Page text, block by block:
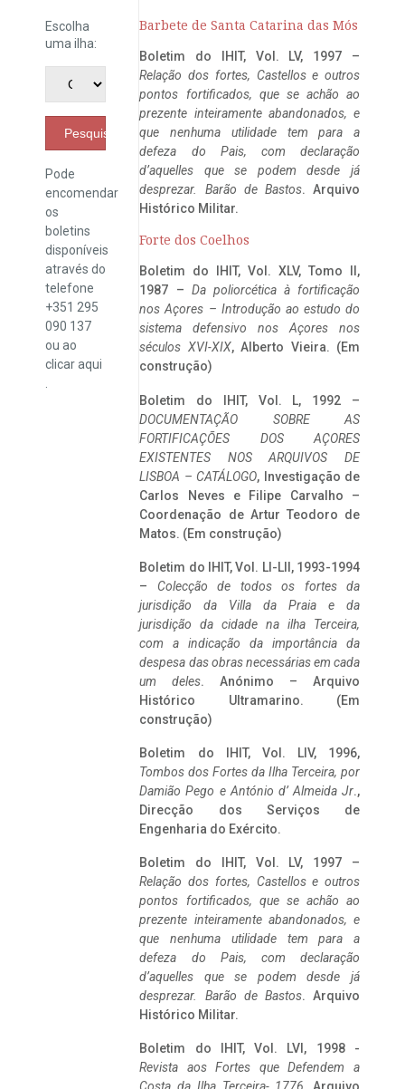
Escolha
uma ilha:
Pesquisar
Pode
encomendar
os
boletins
disponíveis
através do
telefone
+351 295
090 137
ou ao
clicaraqui
Barbete de Santa Catarina das Mós
Boletim do IHIT, Vol. LV, 1997 –
Relação dos fortes, Castellos e outros
pontos fortificados, que se achão ao
prezente inteiramente abandonados, e
que nenhuma utilidade tem para a
defeza do Pais, com declaração
d’aquelles que se podem desde já
desprezar. Barão de Bastos. Arquivo
Histórico Militar.
Forte dos Coelhos
Boletim do IHIT, Vol. XLV, Tomo II,
1987 – Da poliorcética à fortificação
nos Açores – Introdução ao estudo do
sistema defensivo nos Açores nos
séculos XVI-XIX, Alberto Vieira. (Em
construção)
Boletim do IHIT, Vol. L, 1992 –
DOCUMENTAÇÃO SOBRE AS
FORTIFICAÇÕES DOS AÇORES
EXISTENTES NOS ARQUIVOS DE
LISBOA – CATÁLOGO, Investigação de
Carlos Neves e Filipe Carvalho –
Coordenação de Artur Teodoro de
Matos. (Em construção)
Boletim do IHIT, Vol. LI-LII, 1993-1994
– Colecção de todos os fortes da
jurisdição da Villa da Praia e da
jurisdição da cidade na ilha Terceira,
com a indicação da importância da
despesa das obras necessárias em cada
um deles. Anónimo – Arquivo
Histórico Ultramarino. (Em
construção)
Boletim do IHIT, Vol. LIV, 1996,
Tombos dos Fortes da Ilha Terceira, por
Damião Pego e António d’ Almeida Jr.,
Direcção dos Serviços de
Engenharia do Exército.
Boletim do IHIT, Vol. LV, 1997 –
Relação dos fortes, Castellos e outros
pontos fortificados, que se achão ao
prezente inteiramente abandonados, e
que nenhuma utilidade tem para a
defeza do Pais, com declaração
d’aquelles que se podem desde já
desprezar. Barão de Bastos. Arquivo
Histórico Militar.
Boletim do IHIT, Vol. LVI, 1998 -
Revista aos Fortes que Defendem a